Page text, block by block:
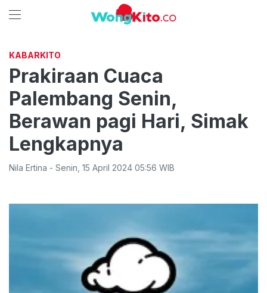
KABARKITO
Prakiraan Cuaca
Palembang Senin,
Berawan pagi Hari, Simak
Lengkapnya
Nila Ertina - Senin 15 April 2024 05:56 WIB